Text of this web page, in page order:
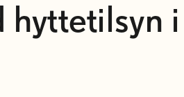
hyttetilsyn